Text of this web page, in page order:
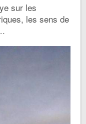
sur les
les sens de